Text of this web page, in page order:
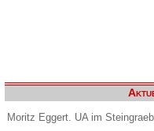
Moritz Eggert. UA im